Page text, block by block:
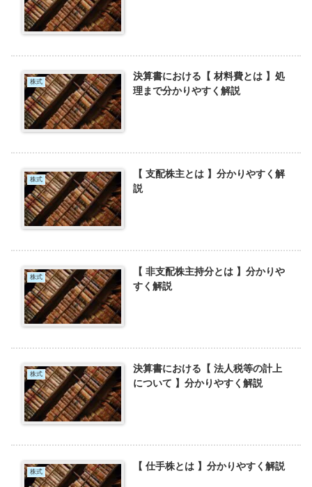
株式
決算書における【 材料費とは 】処
理まで分かりやすく解説
株式
【 支配株主とは 】分かりやすく解
説
株式
【 非支配株主持分とは 】分かりや
すく解説
株式
決算書における【 法人税等の計上
について 】分かりやすく解説
株式 【 仕手株とは 】分かりやすく解説